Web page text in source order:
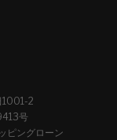
2
号
ピングローン